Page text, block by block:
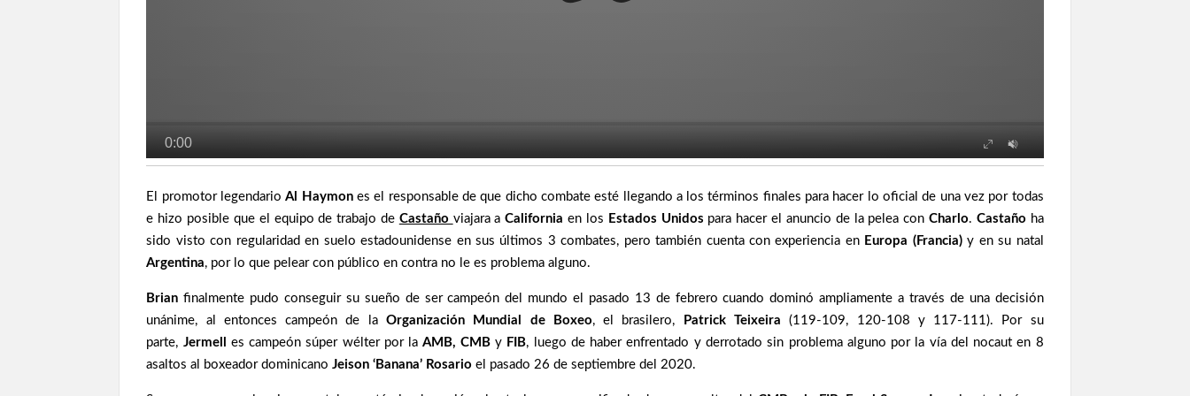
El promotor legendarioAl Haymones el responsable de que dicho combate esté llegando a los términos finales para hacer lo oficial de una vez por todas
e hizo posible que el equipo de trabajo de Castaño viajara aCaliforniaen los Estados Unidos para hacer el anuncio de la pelea conCharlo. Castaño ha
sido visto con regularidad en suelo estadounidense en sus últimos 3 combates, pero también cuenta con experiencia en Europa (Francia)y en su natal
Argentina, por lo que pelear con público en contra no le es problema alguno.
Brianfinalmente pudo conseguir su sueño de ser campeón del mundo el pasado 13 de febrero cuando dominó ampliamente a través de una decisión
unánime, al entonces campeón de laOrganización Mundial de Boxeo, el brasilero, Patrick Teixeira(119-109, 120-108 y 117-111). Por su
parte, Jermell es campeón súper wélter por la AMB, CMBy FIB, luego de haber enfrentado y derrotado sin problema alguno por la vía del nocaut en 8
asaltos al boxeador dominicanoJeison ‘Banana’ Rosario el pasado 26 de septiembre del 2020.